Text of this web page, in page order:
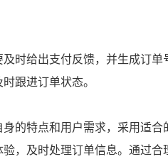
时给出支付反馈，并生成订单
跟进订单状态。
的特点和用户需求，采用适合
，及时处理订单信息。通过合